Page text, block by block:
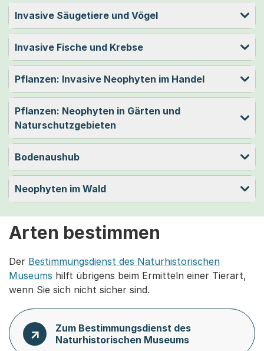
Invasive Säugetiere und Vögel
Invasive Fische und Krebse
Pflanzen: Invasive Neophyten im Handel
Pflanzen: Neophyten in Gärten und
Naturschutzgebieten
Bodenaushub
Neophyten im Wald
Arten bestimmen
Der Bestimmungsdienst des Naturhistorischen
Museums hilft übrigens beim Ermitteln einer Tierart,
wenn Sie sich nicht sicher sind.
Zum Bestimmungsdienst des
Naturhistorischen Museums